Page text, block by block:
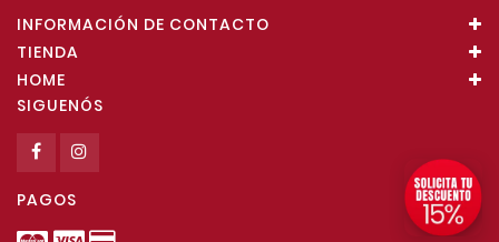
INFORMACIÓN DE CONTACTO
TIENDA
HOME
SIGUENÓS
PAGOS